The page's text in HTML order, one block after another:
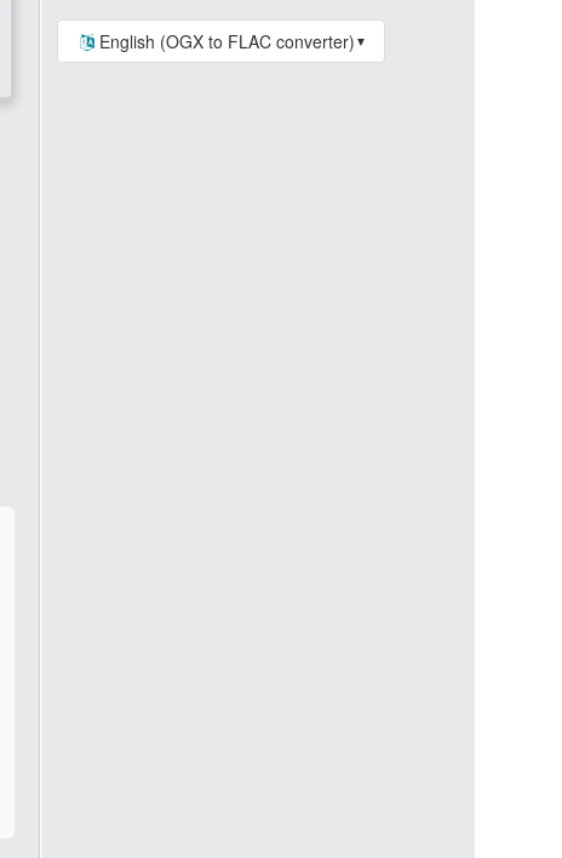
English (OGX to FLAC converter) ▼